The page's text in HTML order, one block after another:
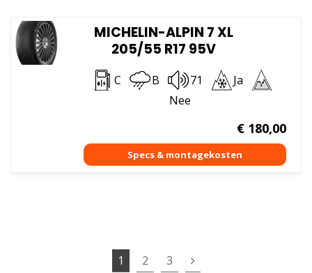
MICHELIN-ALPIN 7 XL
205/55 R17 95V
C B 71
Ja
Nee
€180,00
1 2 3